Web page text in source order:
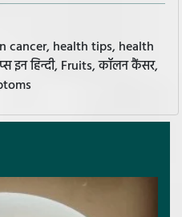
cancer, health tips, health
इन हिन्दी, Fruits, कॉलन कैंसर,